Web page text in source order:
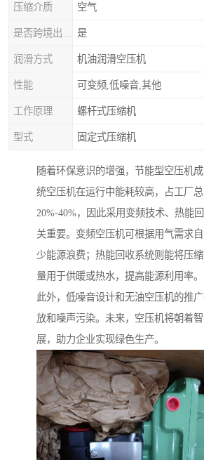
压缩介质 空气
是
润滑方式 机油润滑空压机
性能 可变频,低噪音,其他
工作原理 螺杆式压缩机
型式 固定式压缩机
随着环保意识的增强，节能型空压机
统空压机在运行中能耗较高，占工厂
20%-40%，因此采用变频技术、热能
关重要。变频空压机可根据用气需求
少能源浪费；热能回收系统则能将压
量用于供暖或热水，提高能源利用率。
此外，低噪音设计和无油空压机的推
放和噪声污染。未来，空压机将朝着
展，助力企业实现绿色生产。